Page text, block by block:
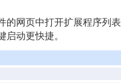
的网页中打开扩展程序列
启动更快捷。